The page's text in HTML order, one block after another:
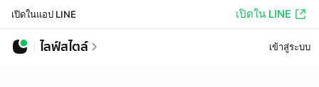
เปิดในแอป LINE เปิดใน LINE
ไลฟ์สไตล์ เข้าสู่ระบบ